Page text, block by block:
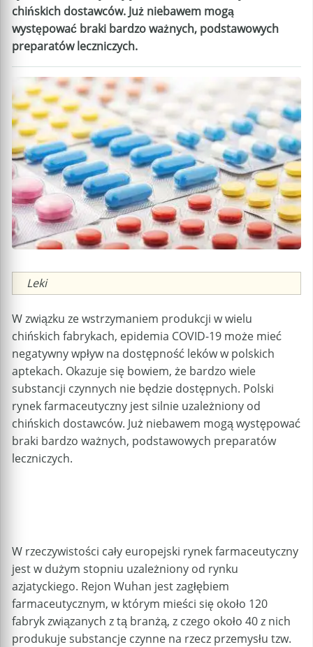
chińskich dostawców. Już niebawem mogą
występować braki bardzo ważnych, podstawowych
preparatów leczniczych.
Caption
Leki
W związku ze wstrzymaniem produkcji w wielu
chińskich fabrykach, epidemia COVID-19 może mieć
negatywny wpływ na dostępność leków w polskich
aptekach. Okazuje się bowiem, że bardzo wiele
substancji czynnych nie będzie dostępnych. Polski
rynek farmaceutyczny jest silnie uzależniony od
chińskich dostawców. Już niebawem mogą występować
braki bardzo ważnych, podstawowych preparatów
leczniczych.
W rzeczywistości cały europejski rynek farmaceutyczny
jest w dużym stopniu uzależniony od rynku
azjatyckiego. Rejon Wuhan jest zagłębiem
farmaceutycznym, w którym mieści się około 120
fabryk związanych z tą branżą, z czego około 40 z nich
produkuje substancje czynne na rzecz przemysłu tzw.